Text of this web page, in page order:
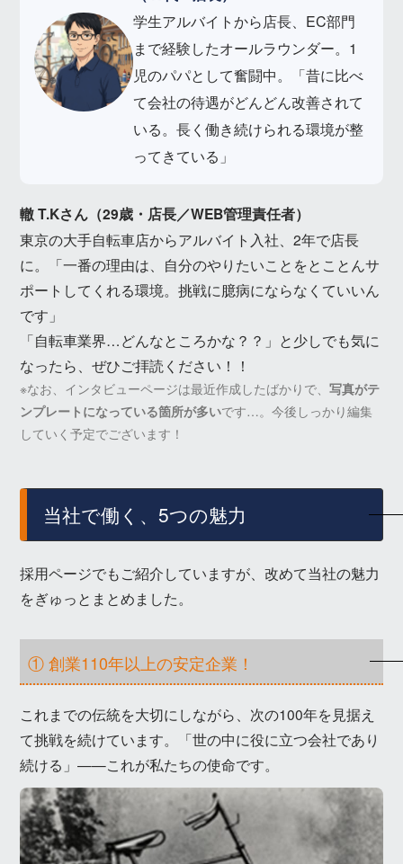
学生アルバイトから店長、EC部門
まで経験したオールラウンダー。1
児のパパとして奮闘中。「昔に比べ
て会社の待遇がどんどん改善されて
いる。長く働き続けられる環境が整
ってきている」
轍 T.Kさん（29歳・店長／WEB管理責任者）
東京の大手自転車店からアルバイト入社、2年で店長
に。「一番の理由は、自分のやりたいことをとことんサ
ポートしてくれる環境。挑戦に臆病にならなくていいん
です」
「自転車業界…どんなところかな？？」と少しでも気に
なったら、ぜひご拝読ください！！
※なお、インタビューページは最近作成したばかりで、写真がテ
ンプレートになっている箇所が多いです…。今後しっかり編集
していく予定でございます！
当社で働く、5つの魅力
採用ページでもご紹介していますが、改めて当社の魅力
をぎゅっとまとめました。
① 創業110年以上の安定企業！
これまでの伝統を大切にしながら、次の100年を見据え
て挑戦を続けています。「世の中に役に立つ会社であり
続ける」——これが私たちの使命です。